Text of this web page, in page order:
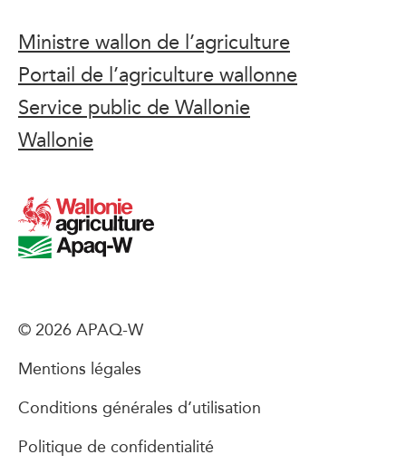
Ministre wallon de l’agriculture
Portail de l’agriculture wallonne
Service public de Wallonie
Wallonie
© 2026 APAQ-W
Mentions légales
Conditions générales d’utilisation
Politique de confidentialité